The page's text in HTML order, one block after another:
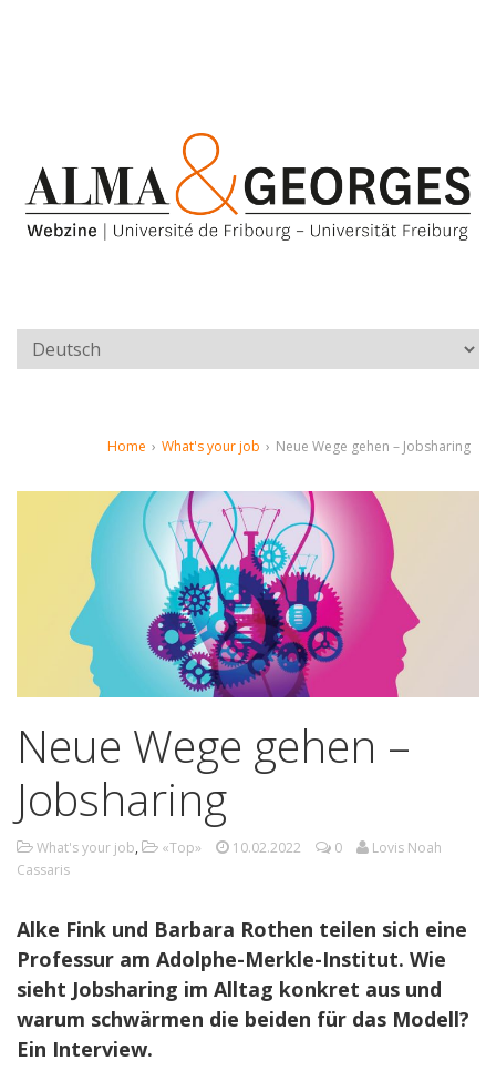
Home › What's your job › Neue Wege gehen – Jobsharing
Neue Wege gehen –
Jobsharing
What's your job, «Top» 10.02.2022 0
Lovis Noah
Cassaris
Alke Fink und Barbara Rothen teilen sich eine
Professur am Adolphe-Merkle-Institut. Wie
sieht Jobsharing im Alltag konkret aus und
warum schwärmen die beiden für das Modell?
Ein Interview.